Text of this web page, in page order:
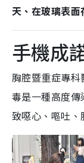
天、在玻璃表面
手機成
胸腔暨重症專科
毒是一種高度
致噁心、嘔吐、